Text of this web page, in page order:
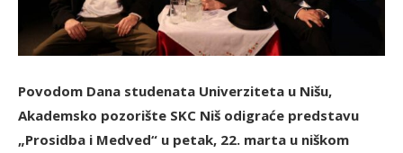
Povodom Dana studenata Univerziteta u Nišu,
Akademsko pozorište SKC Niš odigraće predstavu
„Prosidba i Medved“ u petak, 22. marta u niškom